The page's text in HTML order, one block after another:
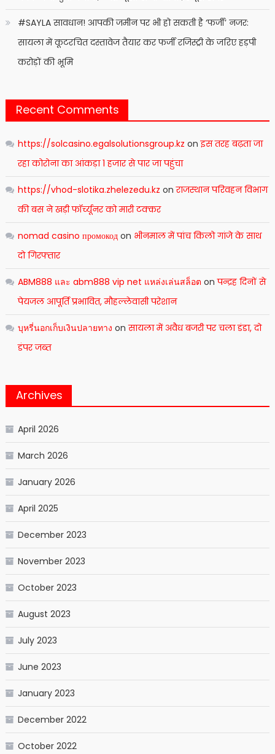
#SAYLA सावधान! आपकी जमीन पर भी हो सकती है ‘फर्जी’ नजर:
सायला में कूटरचित दस्तावेज तैयार कर फर्जी रजिस्ट्री के जरिए हड़पी
करोड़ों की भूमि
Recent Comments
https://solcasino.egalsolutionsgroup.kz onइस तरह बढ़ता जा
रहा कोरोना का आंकड़ा 1 हजार से पार जा पहुंचा
https://vhod-slotika.zhelezedu.kz onराजस्थान परिवहन विभाग
की बस ने खड़ी फॉर्च्यूनर को मारी टक्कर
nomad casino промокодon भीनमाल में पांच किलो गांजे के साथ
दो गिरफ्तार
ABM888 และ abm888 vip net แหล่งเล่นสล็อต onपन्द्रह दिनों से
पेयजल आपूर्ति प्रभावित, मौहल्लेवासी परेशान
บุหรี่นอกเก็บเงินปลายทาง onसायला में अवैध बजरी पर चला डंडा, दो
डंपर जब्त
Archives
April 2026
March 2026
January 2026
April 2025
December 2023
November 2023
October 2023
August 2023
July 2023
June 2023
January 2023
December 2022
October 2022